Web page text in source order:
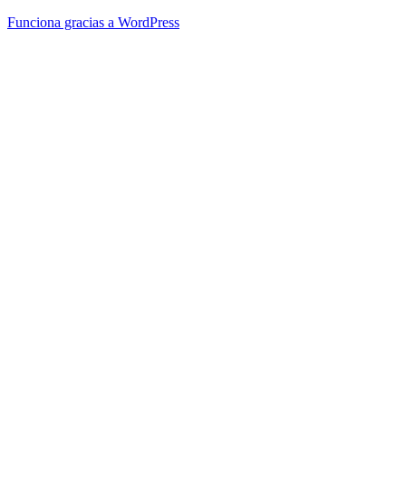
Funciona gracias a WordPress